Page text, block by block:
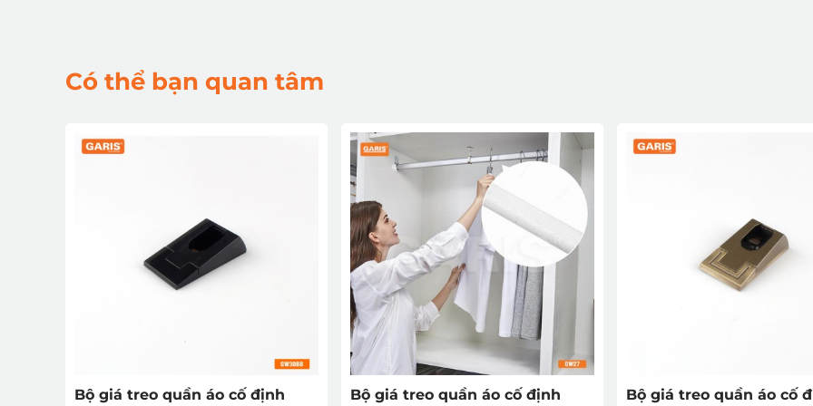
Có thể bạn quan tâm
Bộ giá treo quần áo cố định Bộ giá treo quần áo cố định Bộ giá treo quần áo cố